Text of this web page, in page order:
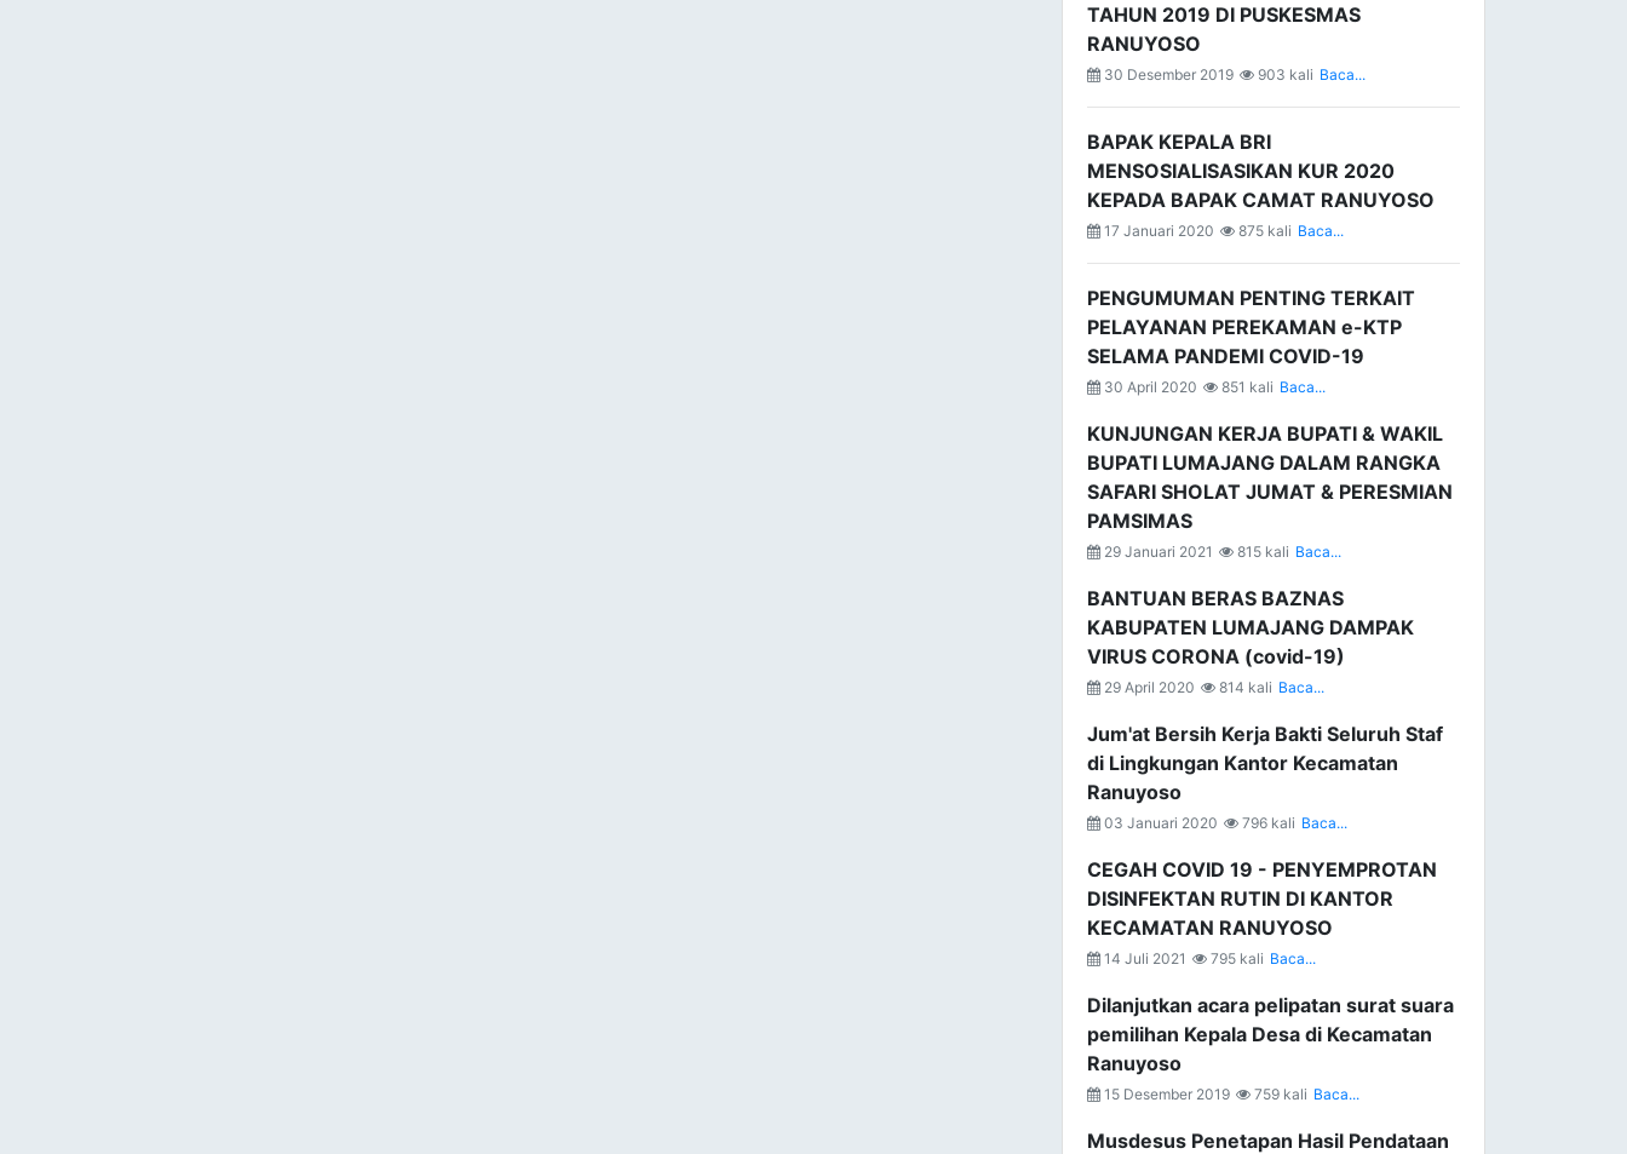
TAHUN 2019 DI PUSKESMAS
RANUYOSO
30 Desember 2019 903 kali Baca...
BAPAK KEPALA BRI
MENSOSIALISASIKAN KUR 2020
KEPADA BAPAK CAMAT RANUYOSO
17 Januari 2020 875 kali Baca...
PENGUMUMAN PENTING TERKAIT
PELAYANAN PEREKAMAN e-KTP
SELAMA PANDEMI COVID-19
30 April 2020 851 kali Baca...
KUNJUNGAN KERJA BUPATI & WAKIL
BUPATI LUMAJANG DALAM RANGKA
SAFARI SHOLAT JUMAT & PERESMIAN
PAMSIMAS
29 Januari 2021 815 kali Baca...
BANTUAN BERAS BAZNAS
KABUPATEN LUMAJANG DAMPAK
VIRUS CORONA (covid-19)
29 April 2020 814 kali Baca...
Jum'at Bersih Kerja Bakti Seluruh Staf
di Lingkungan Kantor Kecamatan
Ranuyoso
03 Januari 2020 796 kali Baca...
CEGAH COVID 19 - PENYEMPROTAN
DISINFEKTAN RUTIN DI KANTOR
KECAMATAN RANUYOSO
14 Juli 2021 795 kali Baca...
Dilanjutkan acara pelipatan surat suara
pemilihan Kepala Desa di Kecamatan
Ranuyoso
15 Desember 2019 759 kali Baca...
Musdesus Penetapan Hasil Pendataan